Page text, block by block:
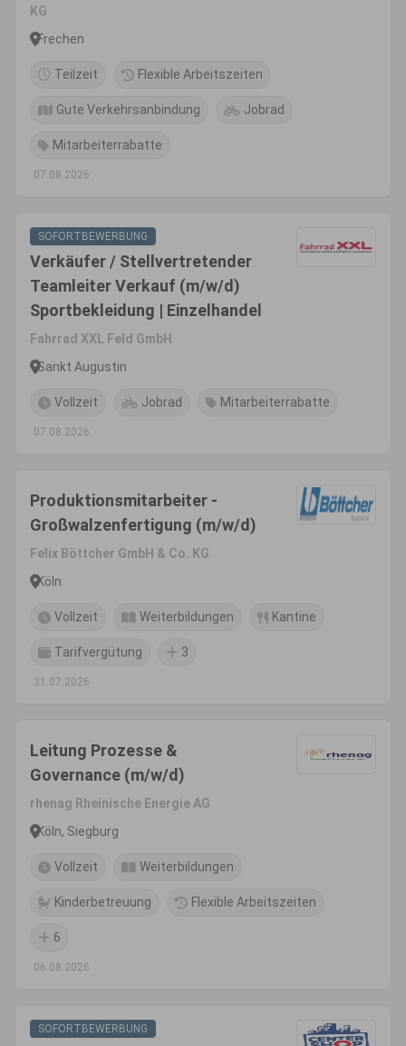
KG
Frechen
Teilzeit Flexible Arbeitszeiten
Gute Verkehrsanbindung Jobrad
Mitarbeiterrabatte
07.08.2026
SOFORTBEWERBUNG
Verkäufer / Stellvertretender
Teamleiter Verkauf (m/w/d)
Sportbekleidung | Einzelhandel
Fahrrad XXL Feld GmbH
Sankt Augustin
Vollzeit Jobrad Mitarbeiterrabatte
07.08.2026
Produktionsmitarbeiter -
Großwalzenfertigung (m/w/d)
Felix Böttcher GmbH & Co. KG
Köln
Vollzeit Weiterbildungen Kantine
Tarifvergütung 3
31.07.2026
Leitung Prozesse &
Governance (m/w/d)
rhenag Rheinische Energie AG
Köln, Siegburg
Vollzeit Weiterbildungen
Kinderbetreuung Flexible Arbeitszeiten
6
06.08.2026
SOFORTBEWERBUNG